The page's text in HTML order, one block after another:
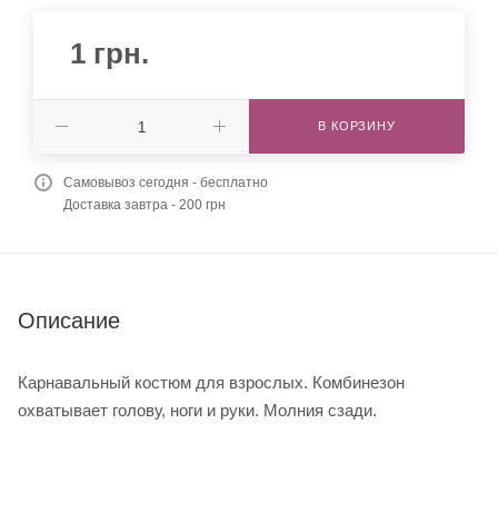
1 грн.
В КОРЗИНУ
Самовывоз сегодня - бесплатно
Доставка завтра - 200 грн
Описание
Карнавальный костюм для взрослых. Комбинезон
охватывает голову, ноги и руки. Молния сзади.